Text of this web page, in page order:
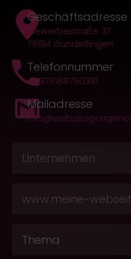
Telefonnummer
+4976188790310
Mailadresse
info@webzeugx.agency
Unternehmen
*